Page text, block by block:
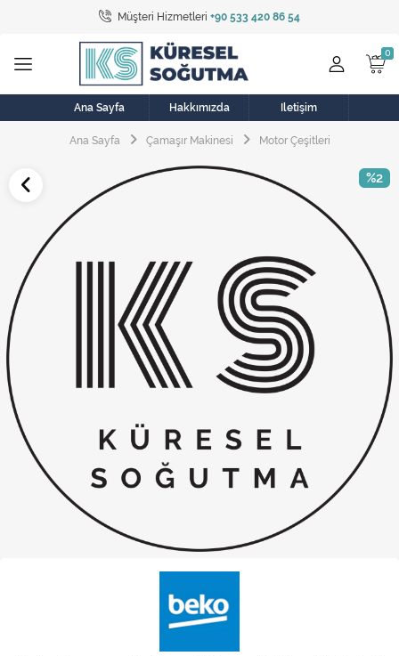
Müşteri Hizmetleri +90 533 420 86 54
Tüm Kategoriler
Bulaşık Makinesi
Buzdolabı
Çamaşır Kurutma Makinesi
Elektrikli Aksamlar
Elektrikli Süpürge
Fan
Fırın, Ocak ve Aspiratör
Klima
Kombi
Musluk
Ana Sayfa Hakkımızda İletişim
Ana Sayfa Çamaşır Makinesi Motor Çeşitleri
%2